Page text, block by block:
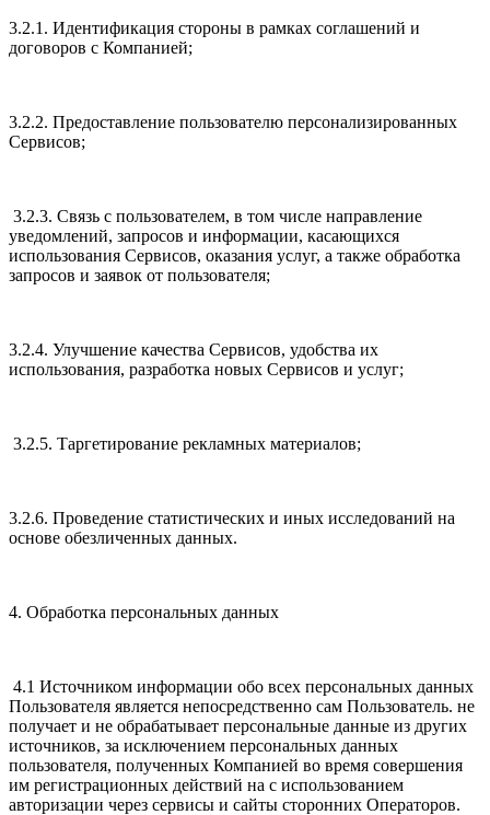
3.2.1. Идентификация стороны в рамках соглашений и
договоров с Компанией;
3.2.2. Предоставление пользователю персонализированных
Сервисов;
3.2.3. Связь с пользователем, в том числе направление
уведомлений, запросов и информации, касающихся
использования Сервисов, оказания услуг, а также обработка
запросов и заявок от пользователя;
3.2.4. Улучшение качества Сервисов, удобства их
использования, разработка новых Сервисов и услуг;
3.2.5. Таргетирование рекламных материалов;
3.2.6. Проведение статистических и иных исследований на
основе обезличенных данных.
4. Обработка персональных данных
4.1 Источником информации обо всех персональных данных
Пользователя является непосредственно сам Пользователь. не
получает и не обрабатывает персональные данные из других
источников, за исключением персональных данных
пользователя, полученных Компанией во время совершения
им регистрационных действий на с использованием
авторизации через сервисы и сайты сторонних Операторов.